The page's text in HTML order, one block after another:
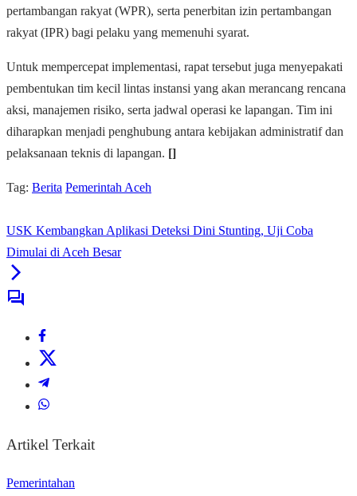
pertambangan rakyat (WPR), serta penerbitan izin pertambangan
rakyat (IPR) bagi pelaku yang memenuhi syarat.
Untuk mempercepat implementasi, rapat tersebut juga menyepakati
pembentukan tim kecil lintas instansi yang akan merancang rencana
aksi, manajemen risiko, serta jadwal operasi ke lapangan. Tim ini
diharapkan menjadi penghubung antara kebijakan administratif dan
pelaksanaan teknis di lapangan. []
Tag: Berita Pemerintah Aceh
USK Kembangkan Aplikasi Deteksi Dini Stunting, Uji Coba
Dimulai di Aceh Besar
Artikel Terkait
Pemerintahan